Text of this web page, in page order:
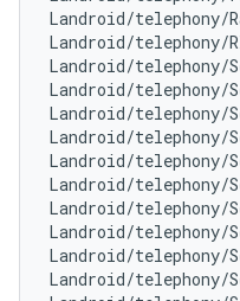
Landroid/telephony/
Landroid/
Landroid/telephony/
Landroid/
Landroid/
Landroid/
Landroid/
Landroid/
Landroid/
Landroid/
Landroid/
Landroid/